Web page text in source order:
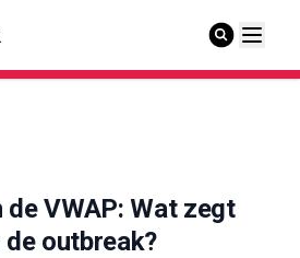
VWAP: Wat zegt
outbreak?